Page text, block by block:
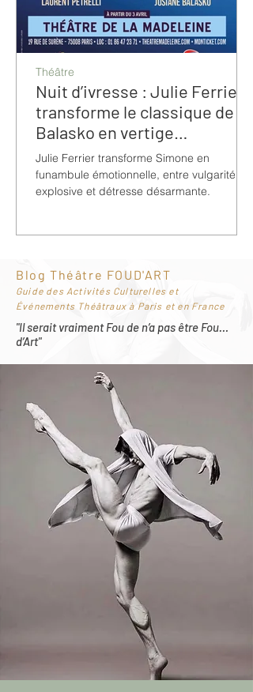
Nuit d’ivresse : Julie Ferrier
transforme le classique de
Balasko en vertige
bouleversant
Julie Ferrier transforme Simone en
funambule émotionnelle, entre vulgarité
explosive et détresse désarmante.
Théâtre
Blog Théâtre FOUD'ART
Guide des Activités Culturelles et
Événements Théâtraux à Paris et en France
"Il serait vraiment Fou de n’a pas être Fou…
d’Art"